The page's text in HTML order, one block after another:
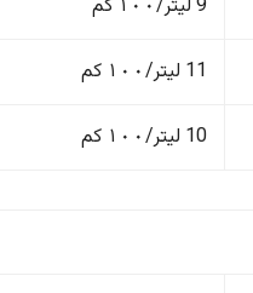
9 لیتر/١٠٠ کم
11 لیتر/١٠٠ کم
10 لیتر/١٠٠ کم